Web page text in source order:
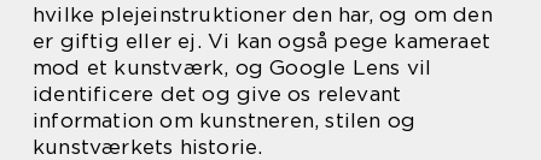
hvilke plejeinstruktioner den har, og om den
er giftig eller ej. Vi kan også pege kameraet
mod et kunstværk, og Google Lens vil
identificere det og give os relevant
information om kunstneren, stilen og
kunstværkets historie.